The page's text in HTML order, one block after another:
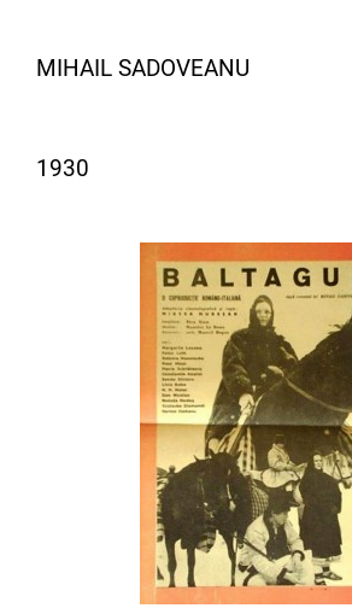
MIHAIL SADOVEANU
1930